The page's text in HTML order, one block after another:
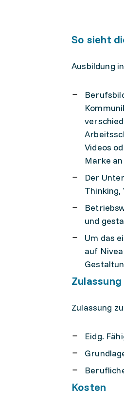
So sieht
Ausbildung
Videos
Marke
Der
und
Um das
auf
Zulassung
Zulassung
Eidg.
Kosten